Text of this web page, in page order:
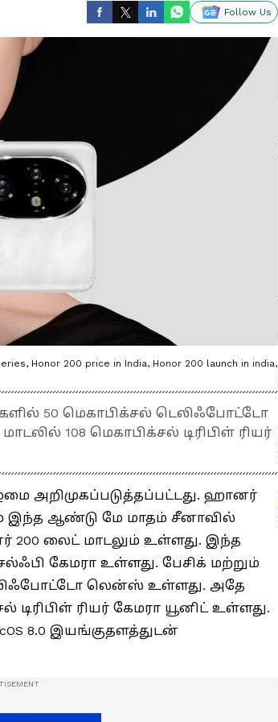
Follow Us
Honor 200 price in India, Honor 200 launch in india,
50 மெகாபிக்சல் டெலிஃபோட்டோ
108 மெகாபிக்சல் டிரிபிள் ரியர்
அறிமுகப்படுத்தப்பட்டது. ஹானர்
இந்த ஆண்டு மே மாதம் சீனாவில்
200 லைட் மாடலும் உள்ளது. இந்த
கேமரா உள்ளது. பேசிக் மற்றும்
லென்ஸ் உள்ளது. அதே
டிரிபிள் ரியர் கேமரா யூனிட் உள்ளது.
8.0 இயங்குதளத்துடன்